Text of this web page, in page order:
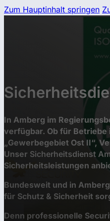
Zum Hauptinhalt springen
In Amberg im
verfügbar. Ob für
„Gewerbegebiet Ost II“,
Unser Sicherheitsdienst
Sicherheitsleistungen
Bundesweit und in
für Schutz & Sicherheit
Denn professionelle